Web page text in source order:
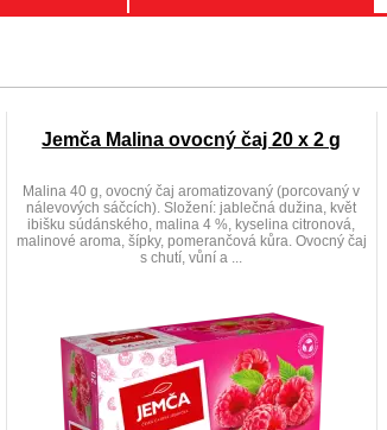
Jemča Malina ovocný čaj 20 x 2 g
Malina 40 g, ovocný čaj aromatizovaný (porcovaný v
nálevových sáčcích). Složení: jablečná dužina, květ
ibišku súdánského, malina 4 %, kyselina citronová,
malinové aroma, šípky, pomerančová kůra. Ovocný čaj
s chutí, vůní a ...